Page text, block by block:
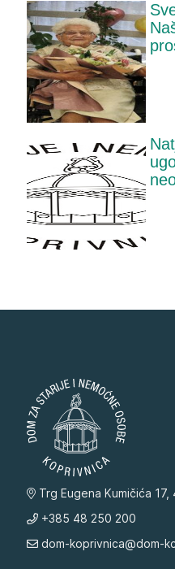
Trg Eugena Kumičića
+385 48 250 200
dom-koprivnica@dom-